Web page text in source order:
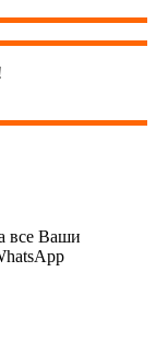
все Ваши